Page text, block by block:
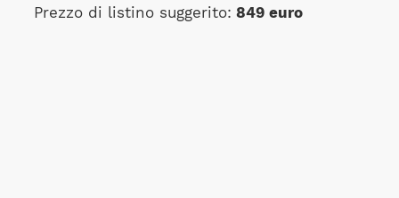
Prezzo di listino suggerito: 849 euro